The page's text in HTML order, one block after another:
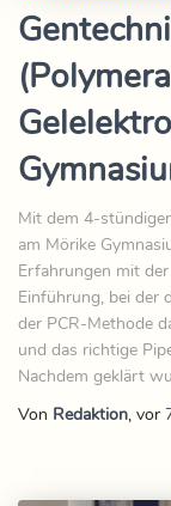
Mit dem 4-
am Mörike
Erfahrungen mit
Einführung, bei der
der PCR-Methode
und das richtige
Nachdem geklärt
Von Redaktion, vor